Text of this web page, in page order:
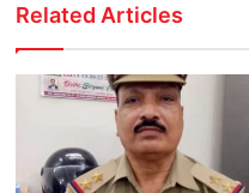
Related Articles